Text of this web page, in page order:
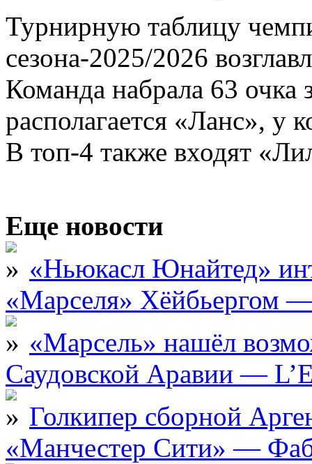
Турнирную таблицу
сезона-2025/2026
Команда набрала 63 очка
располагается «Ланс», у
В топ-4 также входят
Еще новости
«Ньюкасл Юнайтед»
«Марселя» Хёйбьергом
«Марсель» нашёл
Саудовской Аравии —
Голкипер сборной
«Манчестер Сити» —